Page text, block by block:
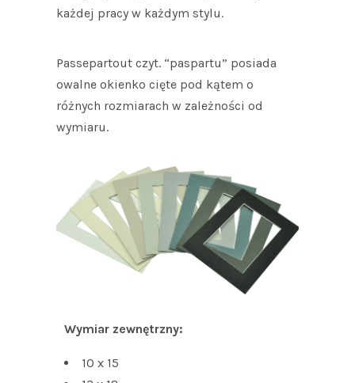
każdej pracy w każdym stylu.
Passepartout czyt. “paspartu” posiada
owalne okienko cięte pod kątem o
różnych rozmiarach w zależności od
wymiaru.
Wymiar zewnętrzny:
10 x 15